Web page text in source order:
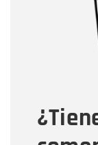
Correo
Tipo de
Mensaje